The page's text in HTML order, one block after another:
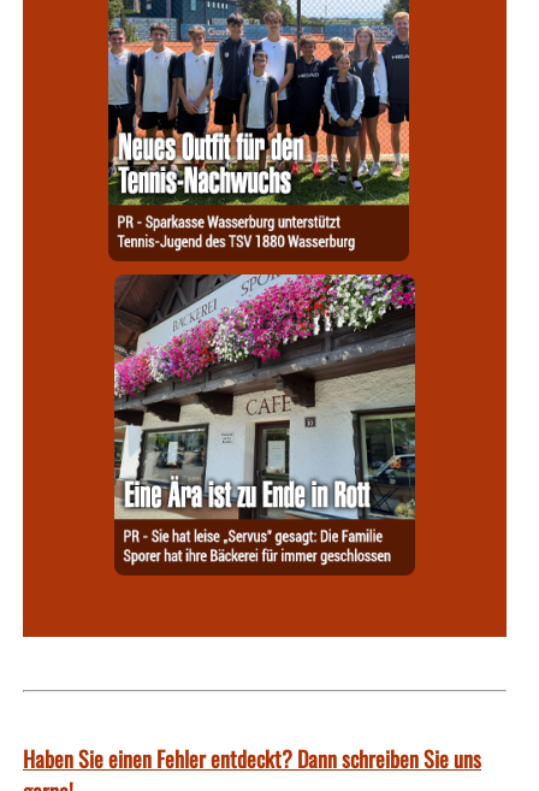
Haben Sie einen Fehler entdeckt? Dann schreiben Sie uns